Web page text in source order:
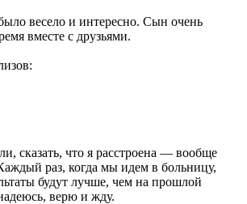
весело и интересно. Сын очень
вместе с друзьями.
сказать, что я расстроена — вообще
раз, когда мы идем в больницу,
будут лучше, чем на прошлой
верю и жду.